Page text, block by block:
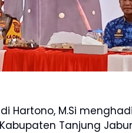
Hartono, M.Si
Tanjung